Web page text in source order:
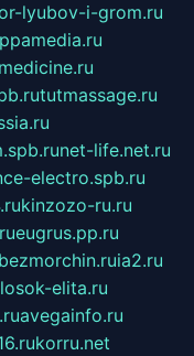
lyubov-i-grom.ru
tutmassage.ru
net-life.net.ru
electro.spb.ru
kinzozo-ru.ru
eugrus.pp.ru
bezmorchin.ruia2.ru
elita.ru
avegainfo.ru
korru.net